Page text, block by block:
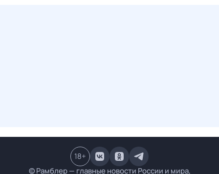
© Рамблер — главные новости России и мира,
18+